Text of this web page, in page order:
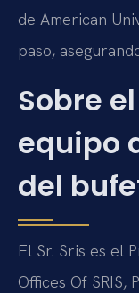
de American
paso,
Sobre
equipo
del
El Sr. Sris es el
Offices Of SRIS,